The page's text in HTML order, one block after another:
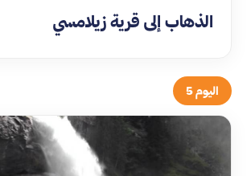
الذهاب إلى قرية زيلامسي
اليوم 5